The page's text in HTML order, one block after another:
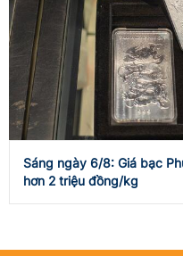
Sáng ngày 6/8: Giá bạc
hơn 2 triệu đồng/kg